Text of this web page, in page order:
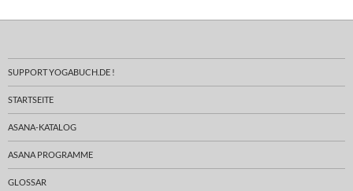
SUPPORT YOGABUCH.DE !
STARTSEITE
ASANA-KATALOG
ASANA PROGRAMME
GLOSSAR